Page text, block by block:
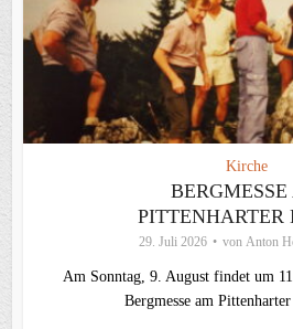
Kirche
PITTENHARTER
29. Juli 2026 von Anton
Am Sonntag, 9. August findet um
Bergmesse am Pittenharter